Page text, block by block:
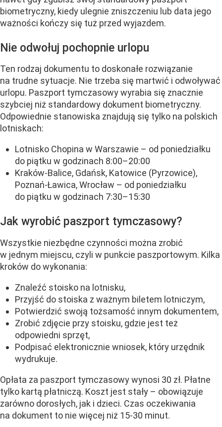
biometryczny, kiedy ulegnie zniszczeniu lub data jego
ważności kończy się tuż przed wyjazdem.
Nie odwołuj pochopnie urlopu
Ten rodzaj dokumentu to doskonałe rozwiązanie
na trudne sytuacje. Nie trzeba się martwić i odwoływać
urlopu. Paszport tymczasowy wyrabia się znacznie
szybciej niż standardowy dokument biometryczny.
Odpowiednie stanowiska znajdują się tylko na polskich
lotniskach:
Lotnisko Chopina w Warszawie – od poniedziałku
do piątku w godzinach 8:00–20:00
Kraków-Balice, Gdańsk, Katowice (Pyrzowice),
Poznań-Ławica, Wrocław – od poniedziałku
do piątku w godzinach 7:30–15:30
Jak wyrobić paszport tymczasowy?
Wszystkie niezbędne czynności można zrobić
w jednym miejscu, czyli w punkcie paszportowym. Kilka
kroków do wykonania:
Znaleźć stoisko na lotnisku,
Przyjść do stoiska z ważnym biletem lotniczym,
Potwierdzić swoją tożsamość innym dokumentem,
Zrobić zdjęcie przy stoisku, gdzie jest też
odpowiedni sprzęt,
Podpisać elektronicznie wniosek, który urzędnik
wydrukuje.
Opłata za paszport tymczasowy wynosi 30 zł. Płatne
tylko kartą płatniczą. Koszt jest stały – obowiązuje
zarówno dorosłych, jak i dzieci. Czas oczekiwania
na dokument to nie więcej niż 15-30 minut.